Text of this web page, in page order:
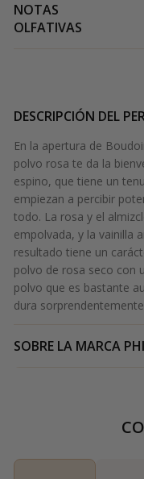
NOTAS
OLFATIVAS
DESCRIPCIÓN DEL
En la apertura de
polvo rosa te da la
espino, que tiene un
empiezan a percibir
todo. La rosa y el
empolvada, y la vainilla
resultado tiene un
polvo de rosa seco con
polvo que es bastante
dura
SOBRE LA MARCA